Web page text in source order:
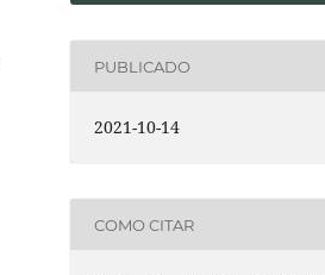
PUBLICADO
2021-10-14
COMO CITAR